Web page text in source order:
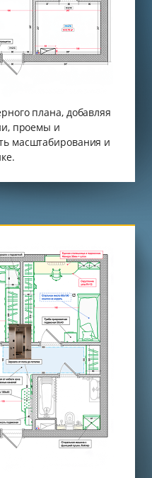
плана, добавляя
проемы и
масштабирования и